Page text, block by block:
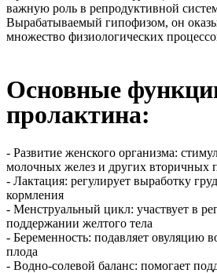
важную роль в репродуктивной
Вырабатываемый гипофизом, он
множество физиологических
Основные
пролактина:
- Развитие женского организма:
молочных желез и других вторичных
- Лактация: регулирует выработку
кормления
- Менструальный цикл: участвует в
поддержании желтого тела
- Беременность: подавляет овуляцию
плода
- Водно-солевой баланс: помогает